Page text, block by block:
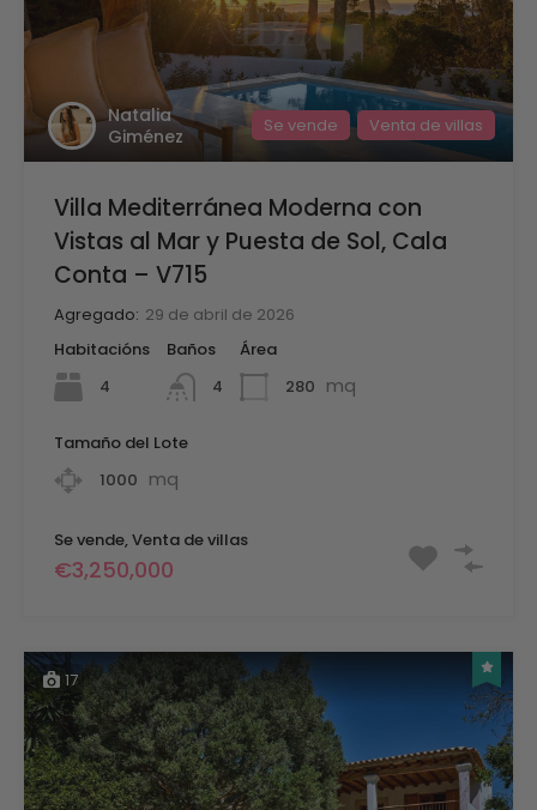
Natalia
Giménez
Se vende Venta de villas
Villa Mediterránea Moderna con
Vistas al Mar y Puesta de Sol, Cala
Conta – V715
Agregado: 29 de abril de 2026
Habitacións
4
Baños
4
Área
280 mq
Tamaño del Lote
1000 mq
Se vende, Venta de villas
€3,250,000
17